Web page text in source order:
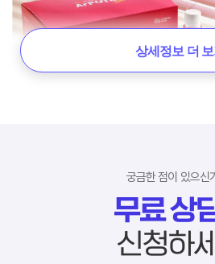
상세정보 더 보
궁금한 점이 있으신
무료 상
신청하